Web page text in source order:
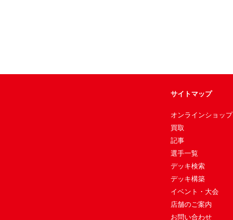
サイトマップ
オンラインショップ
買取
記事
選手一覧
デッキ検索
デッキ構築
イベント・大会
店舗のご案内
お問い合わせ